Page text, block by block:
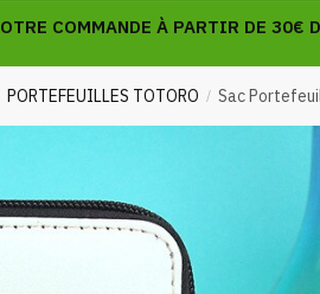
COMMANDE À PARTIR DE 30€
PORTEFEUILLES TOTORO / Sac